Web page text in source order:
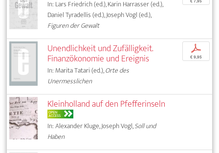
In: Lars Friedrich (ed.), Karin Harrasser (ed.),
Daniel Tyradellis (ed.), Joseph Vogl (ed.),
Figuren der Gewalt
Unendlichkeit und Zufälligkeit.
Finanzökonomie und Ereignis
In: Marita Tatari (ed.),Orte des
Unermesslichen
p
€ 9,95
Kleinholland auf den Pfefferinseln
OPEN
ACCESS
In: Alexander Kluge, Joseph Vogl,Soll und
Haben